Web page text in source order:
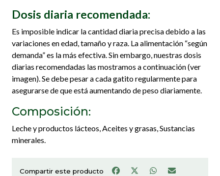
Dosis diaria recomendada:
Es imposible indicar la cantidad diaria precisa debido a las
variaciones en edad, tamaño y raza. La alimentación “según
demanda” es la más efectiva. Sin embargo, nuestras dosis
diarias recomendadas las mostramos a continuación (ver
imagen). Se debe pesar a cada gatito regularmente para
asegurarse de que está aumentando de peso diariamente.
Composición:
Leche y productos lácteos, Aceites y grasas, Sustancias
minerales.
Compartir este producto